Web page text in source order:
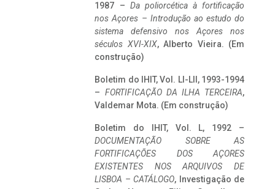
1987 – Da poliorcética à fortificação
nos Açores – Introdução ao estudo do
sistema defensivo nos Açores nos
séculos XVI-XIX, Alberto Vieira. (Em
construção)
Boletim do IHIT, Vol. LI-LII, 1993-1994
– FORTIFICAÇÃO DA ILHA TERCEIRA,
Valdemar Mota. (Em construção)
Boletim do IHIT, Vol. L, 1992 –
DOCUMENTAÇÃO SOBRE AS
FORTIFICAÇÕES DOS AÇORES
EXISTENTES NOS ARQUIVOS DE
LISBOA – CATÁLOGO, Investigação de